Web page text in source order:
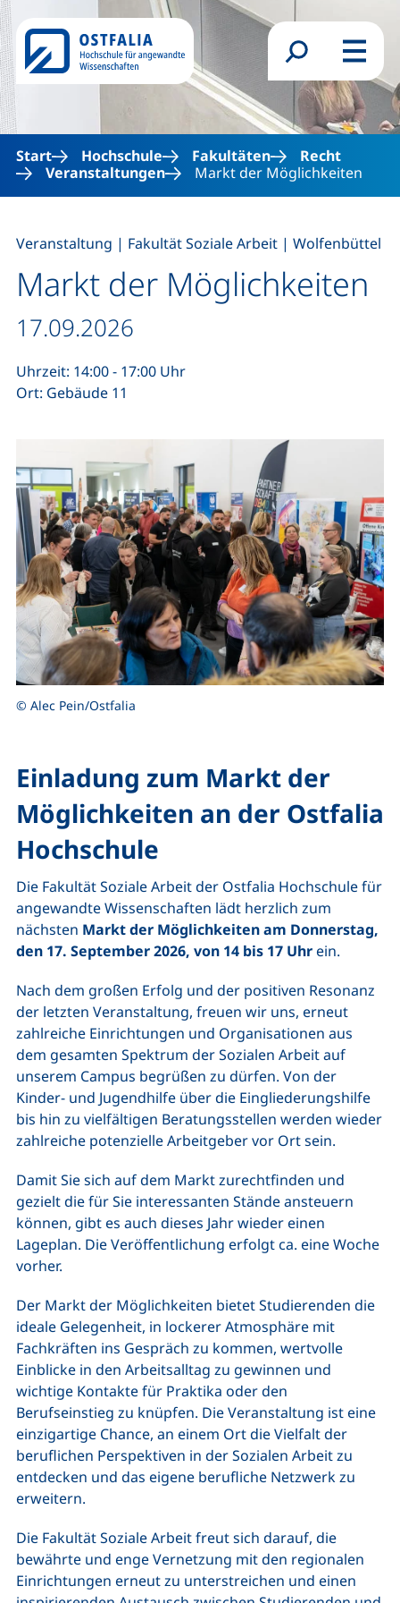
Direkt zum Inhalt
Suchformular
Menü
Start Hochschule Fakultäten
Recht
Veranstaltungen
Markt der Möglichkeiten
Markt der Möglichkeiten
Veranstaltung | Fakultät Soziale Arbeit | Wolfenbüttel
Datum / Dauer:
17.09.2026
Uhrzeit: 14:00 - 17:00 Uhr
Ort: Gebäude 11
© Alec Pein/Ostfalia
Einladung zum Markt der
Möglichkeiten an der Ostfalia
Hochschule
Die Fakultät Soziale Arbeit der Ostfalia Hochschule für
angewandte Wissenschaften lädt herzlich zum
nächsten Markt der Möglichkeiten am Donnerstag,
den 17. September 2026, von 14 bis 17 Uhrein.
Nach dem großen Erfolg und der positiven Resonanz
der letzten Veranstaltung, freuen wir uns, erneut
zahlreiche Einrichtungen und Organisationen aus
dem gesamten Spektrum der Sozialen Arbeit auf
unserem Campus begrüßen zu dürfen. Von der
Kinder- und Jugendhilfe über die Eingliederungshilfe
bis hin zu vielfältigen Beratungsstellen werden wieder
zahlreiche potenzielle Arbeitgeber vor Ort sein.
Damit Sie sich auf dem Markt zurechtfinden und
gezielt die für Sie interessanten Stände ansteuern
können, gibt es auch dieses Jahr wieder einen
Lageplan. Die Veröffentlichung erfolgt ca. eine Woche
vorher.
Der Markt der Möglichkeiten bietet Studierenden die
ideale Gelegenheit, in lockerer Atmosphäre mit
Fachkräften ins Gespräch zu kommen, wertvolle
Einblicke in den Arbeitsalltag zu gewinnen und
wichtige Kontakte für Praktika oder den
Berufseinstieg zu knüpfen. Die Veranstaltung ist eine
einzigartige Chance, an einem Ort die Vielfalt der
beruflichen Perspektiven in der Sozialen Arbeit zu
entdecken und das eigene berufliche Netzwerk zu
erweitern.
Die Fakultät Soziale Arbeit freut sich darauf, die
bewährte und enge Vernetzung mit den regionalen
Einrichtungen erneut zu unterstreichen und einen